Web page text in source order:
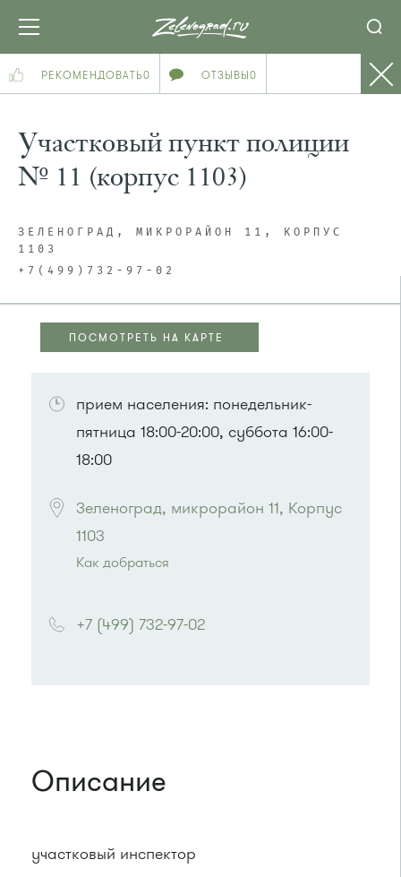
РЕКОМЕНДОВАТЬ0 ОТЗЫВЫ0
Участковый пункт полиции
№ 11 (корпус 1103)
ЗЕЛЕНОГРАД, МИКРОРАЙОН 11, КОРПУС
1103
+7(499)732-97-02
ПОСМОТРЕТЬ НА КАРТЕ
прием населения: понедельник-
пятница 18:00-20:00, суббота 16:00-
18:00
Зеленоград, микрорайон 11, Корпус
1103
Как добраться
Автобус № 1, 9, 10, 12, 13, 15, 23, 31, 312, 377,
390, 476, 493.
+7 (499) 732-97-02
Описание
участковый инспектор